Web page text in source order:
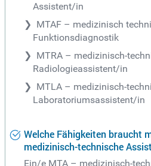
Assistent/in
MTAF – medizinisch
Funktionsdiagnostik
MTRA – medizinisch-
Radiologieassistent/in
MTLA – medizinisch-
Laboratoriumsassistent/in
Welche Fähigkeiten braucht
medizinisch-technische
Ein/e MTA – medizinisch-